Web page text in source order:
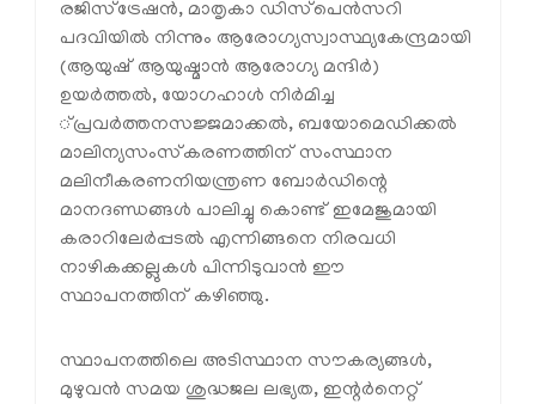
രജിസ്ട്രേഷന്‍, മാതൃകാ ഡിസ്‌പെന്‍സറി
പദവിയില്‍ നിന്നും ആരോഗ്യസ്വാസ്ഥ്യകേന്ദ്രമായി
(ആയുഷ് ആയുഷ്മാന്‍ ആരോഗ്യ മന്ദിര്‍)
ഉയര്‍ത്തല്‍, യോഗഹാള്‍ നിര്‍മിച്ച
്പ്രവര്‍ത്തനസജ്ജമാക്കല്‍, ബയോമെഡിക്കല്‍
മാലിന്യസംസ്‌കരണത്തിന് സംസ്ഥാന
മലിനീകരണനിയന്ത്രണ ബോര്‍ഡിന്റെ
മാനദണ്ഡങ്ങള്‍ പാലിച്ചു കൊണ്ട് ഇമേജുമായി
കരാറിലേര്‍പ്പടല്‍ എന്നിങ്ങനെ നിരവധി
നാഴികക്കല്ലുകള്‍ പിന്നിടുവാന്‍ ഈ
സ്ഥാപനത്തിന് കഴിഞ്ഞു.
സ്ഥാപനത്തിലെ അടിസ്ഥാന സൗകര്യങ്ങള്‍,
മുഴുവന്‍ സമയ ശുദ്ധജല ലഭ്യത, ഇന്റര്‍നെറ്റ്